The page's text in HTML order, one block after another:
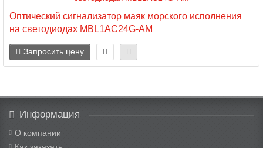
Оптический сигнализатор маяк морского исполнения
на светодиодах MBL1AC24G-AM
Запросить цену
Информация
О компании